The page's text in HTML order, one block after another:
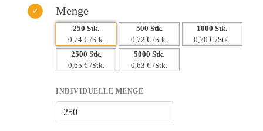
Menge
250 Stk.
0,74 € /Stk.
500 Stk.
0,72 € /Stk.
1000 Stk.
0,70 € /Stk.
2500 Stk.
0,65 € /Stk.
5000 Stk.
0,63 € /Stk.
INDIVIDUELLE MENGE